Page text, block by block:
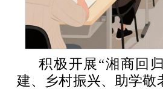
积极开展“湘商回
建、乡村振兴、助学敬